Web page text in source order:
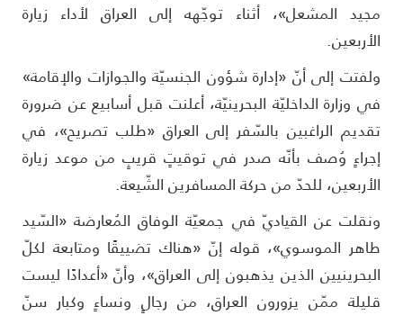
المشعل»، أثناء توجّهه إلى العراق لأداء زيارة
إلى أنّ «إدارة شؤون الجنسيّة والجوازات والإقامة»
وزارة الداخليّة البحرينيّة، أعلنت قبل أسابيع عن ضرورة
الراغبين بالسّفر إلى العراق «طلب تصريح»، في
وُصف بأنّه صدر في توقيتٍ قريبٍ من موعد زيارة
للحدّ من حركة المسافرين الشّيعة.
عن القياديّ في جمعيّة الوفاق المُعارضة «السّيد
الموسوي»، قوله إنّ «هناك تضييقًا ومتابعة لكلّ
الذين يذهبون إلى العراق»، وأنّ «أعدادًا ليست
ممّن يزورون العراق، من رجالٍ ونساءٍ وكبار سنّ